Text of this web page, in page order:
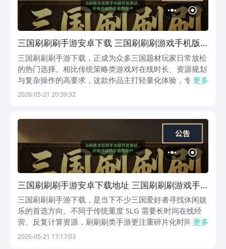
三国刷刷刷手游安卓下载 三国刷刷刷游戏手机版
安卓iOS安装包获取指南
三国刷刷刷手游下载，正成为众多三国题材玩家日常放松
的热门选择。相比传统策略类游戏对在线时长、资源规划
与复杂操作的高要求，这款作品主打轻量化体验，专为现
代快节奏生活设计。无需长时间驻守，打开即玩，升级武
更多
2026-05-21 20:39:32
三国刷刷刷手游安卓下载地址 三国刷刷刷游戏手
机版下载链接推荐
三国刷刷刷手游下载，是当下不少三国爱好者寻找休闲娱
乐的首选方向。不同于传统重度 SLG 需要长时间在线经
营、反复计算资源，刷刷刷类手游更注重碎片化时间的高
效利用。打开游戏就能立刻体验到武将升级、装备掉落、
更多
2026-05-21 17:17:03